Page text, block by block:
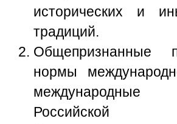
исторических и
традиций.
Общепризнанные
нормы
международные
Российской